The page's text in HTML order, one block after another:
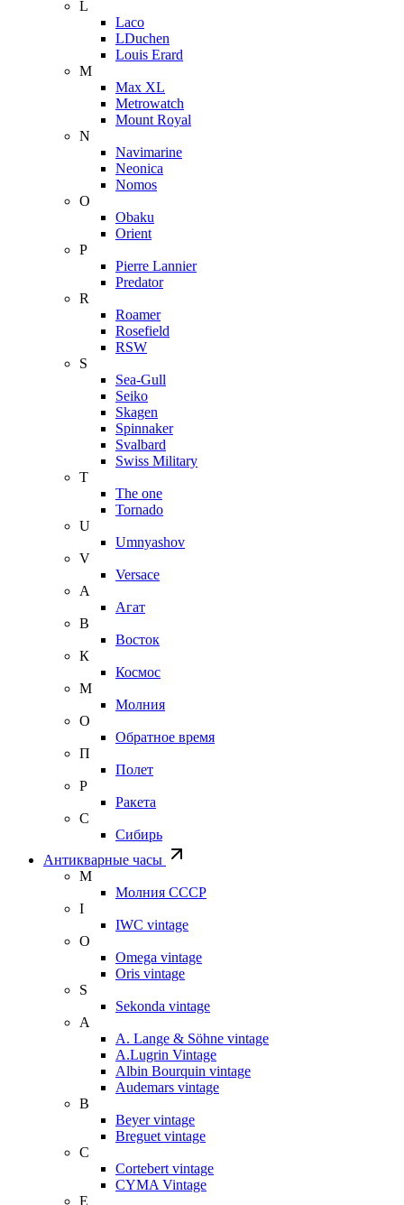
L
Laco
LDuchen
Louis Erard
M
Max XL
Metrowatch
Mount Royal
N
Navimarine
Neonica
Nomos
O
Obaku
Orient
P
Pierre Lannier
Predator
R
Roamer
Rosefield
RSW
S
Sea-Gull
Seiko
Skagen
Spinnaker
Svalbard
Swiss Military
T
The one
Tornado
U
Umnyashov
V
Versace
А
Агат
В
Восток
К
Космос
М
Молния
О
Обратное время
П
Полет
Р
Ракета
С
Сибирь
Антикварные часы
М
Молния СССР
I
IWC vintage
O
Omega vintage
Oris vintage
S
Sekonda vintage
A
A. Lange & Söhne vintage
A.Lugrin Vintage
Albin Bourquin vintage
Audemars vintage
B
Beyer vintage
Breguet vintage
C
Cortebert vintage
CYMA Vintage
E